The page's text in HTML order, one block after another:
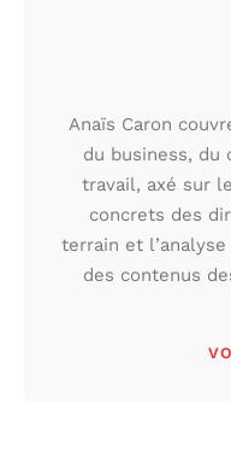
Anaïs Caron
du business, du
travail, axé sur
concrets des
terrain et
des contenus